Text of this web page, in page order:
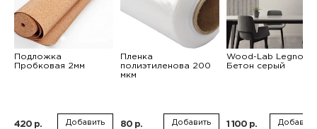
Подложка
Пробковая 2мм
420 р. Добавить
Пленка
полиэтиленова 200
мкм
80 р. Добавить
Wood-Lab Legno
Бетон серый
1 100 р. Добавить